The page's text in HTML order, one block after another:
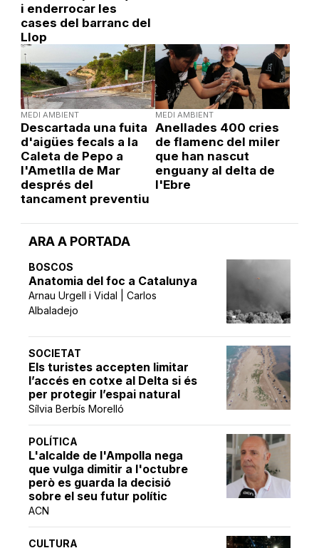
ARA A PORTADA
BOSCOS
Anatomia del foc a Catalunya
Arnau Urgell i Vidal | Carlos
Albaladejo
SOCIETAT
Els turistes accepten limitar
l’accés en cotxe al Delta si és
per protegir l’espai natural
Sílvia Berbís Morelló
POLÍTICA
L'alcalde de l'Ampolla nega
que vulga dimitir a l'octubre
però es guarda la decisió
sobre el seu futur polític
ACN
CULTURA
i enderrocar les
cases del barranc del
Llop
MEDI AMBIENT
Descartada una fuita
d'aigües fecals a la
Caleta de Pepo a
l'Ametlla de Mar
després del
tancament preventiu
MEDI AMBIENT
Anellades 400 cries
de flamenc del miler
que han nascut
enguany al delta de
l'Ebre